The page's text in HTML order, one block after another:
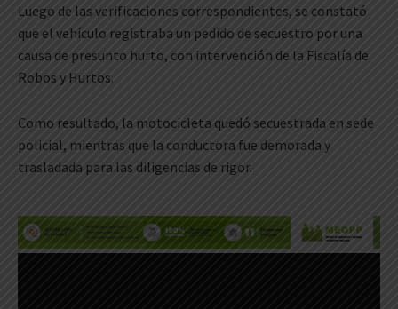
Luego de las verificaciones correspondientes, se constató
que el vehículo registraba un pedido de secuestro por una
causa de presunto hurto, con intervención de la Fiscalía de
Robos y Hurtos.
Como resultado, la motocicleta quedó secuestrada en sede
policial, mientras que la conductora fue demorada y
trasladada para las diligencias de rigor.